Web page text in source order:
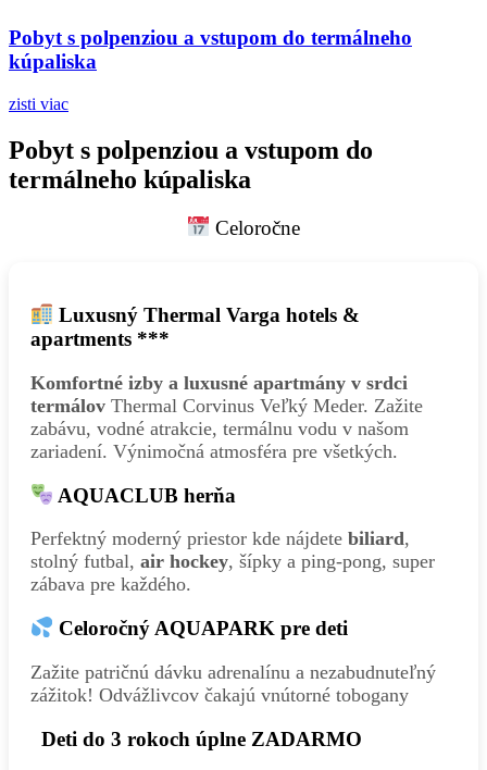
Pobyt s polpenziou a vstupom do termálneho
kúpaliska
zisti viac
Pobyt s polpenziou a vstupom do
termálneho kúpaliska
Celoročne
Luxusný Thermal Varga hotels &
apartments ***
Komfortné izby a luxusné apartmány v srdci
termálov Thermal Corvinus Veľký Meder. Zažite
zabávu, vodné atrakcie, termálnu vodu v našom
zariadení. Výnimočná atmosféra pre všetkých.
AQUACLUB herňa
Perfektný moderný priestor kde nájdete biliard,
stolný futbal, air hockey, šípky a ping-pong, super
zábava pre každého.
Celoročný AQUAPARK pre deti
Zažite patričnú dávku adrenalínu a nezabudnuteľný
zážitok! Odvážlivcov čakajú vnútorné tobogany
Deti do 3 rokoch úplne ZADARMO